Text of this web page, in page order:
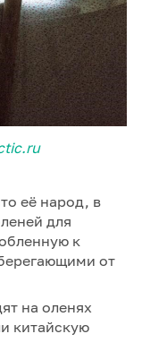
её народ, в
для
к
от
на оленях
китайскую